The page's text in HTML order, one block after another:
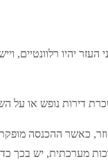
העזר יהיו
דירות נופש או על
כאשר ההכנסה מופקת